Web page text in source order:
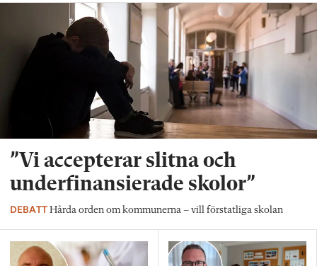
”Vi accepterar slitna och
underfinansierade skolor”
DEBATT Hårda orden om kommunerna – vill förstatliga skolan